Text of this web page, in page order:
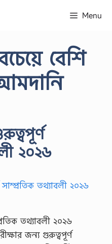
Menu
বেশি
২০২৬
তথ্যাবলী ২০২৬
জন্য গুরুত্বপূর্ণ